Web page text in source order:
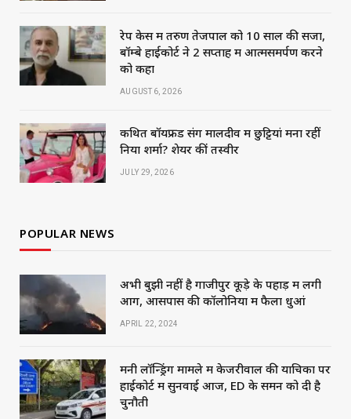
रेप केस में तरुण तेजपाल को 10 साल की सजा,
बॉम्बे हाईकोर्ट ने 2 सप्ताह में आत्मसमर्पण करने
को कहा
AUGUST 6, 2026
कथित बॉयफ्रेंड संग मालदीव में छुट्टियां मना रहीं
निया शर्मा? शेयर कीं तस्वीरें
JULY 29, 2026
POPULAR NEWS
अभी बुझी नहीं है गाजीपुर कूड़े के पहाड़ में लगी
आग, आसपास की कॉलोनियों में फैला धुआं
APRIL 22, 2024
मनी लॉन्ड्रिंग मामले में केजरीवाल की याचिका पर
हाईकोर्ट में सुनवाई आज, ED के समन को दी है
चुनौती